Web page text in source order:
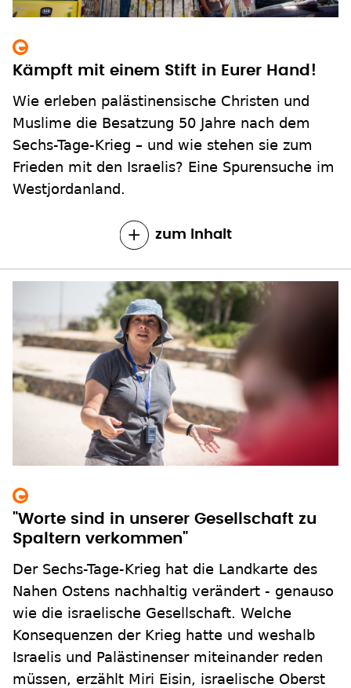
Kämpft mit einem Stift in Eurer Hand!
Wie erleben palästinensische Christen und
Muslime die Besatzung 50 Jahre nach dem
Sechs-Tage-Krieg – und wie stehen sie zum
Frieden mit den Israelis? Eine Spurensuche im
Westjordanland.
zum Inhalt
"Worte sind in unserer Gesellschaft zu
Spaltern verkommen"
Der Sechs-Tage-Krieg hat die Landkarte des
Nahen Ostens nachhaltig verändert - genauso
wie die israelische Gesellschaft. Welche
Konsequenzen der Krieg hatte und weshalb
Israelis und Palästinenser miteinander reden
müssen, erzählt Miri Eisin, israelische Oberst